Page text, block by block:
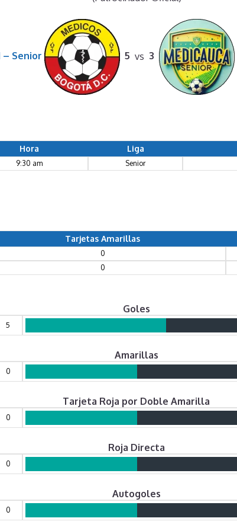
– Senior 5 vs 3
Hora Liga
9:30 am Senior
Tarjetas Amarillas
0
0
Goles
5
Amarillas
0
Tarjeta Roja por Doble Amarilla
0
Roja Directa
0
Autogoles
0